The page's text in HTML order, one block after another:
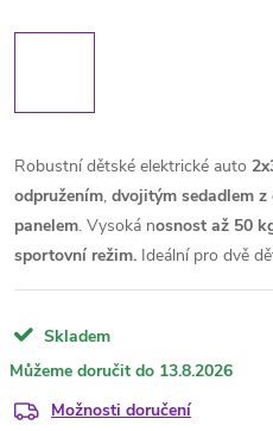
Robustní dětské elektrické auto
odpružením, dvojitým sedadlem z
panelem. Vysoká nosnost až 50
sportovní režim. Ideální pro dvě
Skladem
13.8.2026
Možnosti doručení